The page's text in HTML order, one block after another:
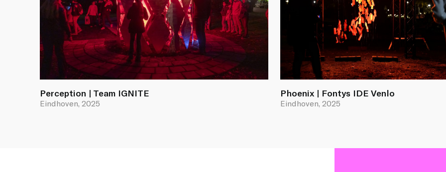
Perception | Team IGNITE
Eindhoven, 2025
Phoenix | Fontys IDE Venlo
Eindhoven, 2025